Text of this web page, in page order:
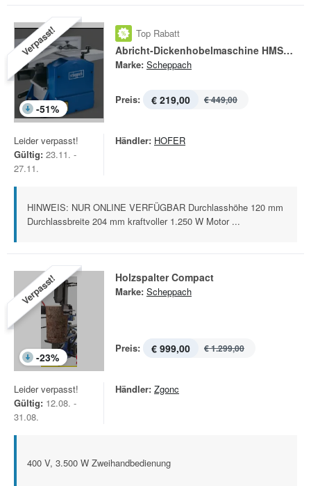
Verpasst!
-51%
Top Rabatt
Abricht-Dickenhobelmaschine HMS850
Marke: Scheppach
Preis: € 219,00 € 449,00
Leider verpasst!
Gültig: 23.11. -
27.11.
Händler: HOFER
HINWEIS: NUR ONLINE VERFÜGBAR Durchlasshöhe 120 mm
Durchlassbreite 204 mm kraftvoller 1.250 W Motor ...
Verpasst!
-23%
Holzspalter Compact
Marke: Scheppach
Preis: € 999,00 € 1.299,00
Leider verpasst!
Gültig: 12.08. -
31.08.
Händler: Zgonc
400 V, 3.500 W Zweihandbedienung